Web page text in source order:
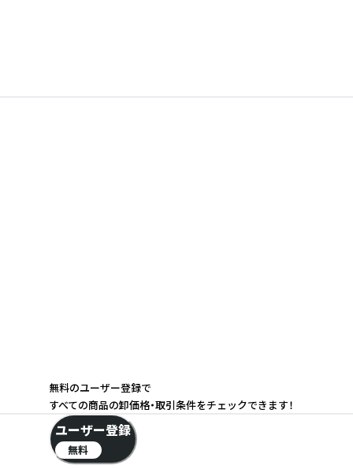
無料のユーザー登録で
すべての商品の卸価格・取引条件をチェックできます！
ユーザー登録
無料